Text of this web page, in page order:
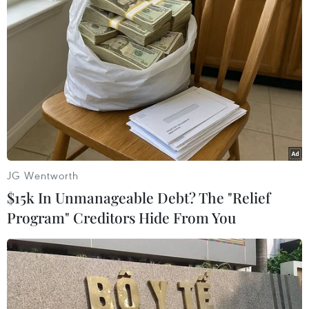
Theo dõi VietnamPlus
TIN LIÊN QUAN
JG Wentworth
$15k In Unmanageable Debt? The "Relief
Program" Creditors Hide From You